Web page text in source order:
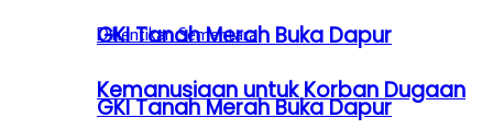
GKI Tanah Merah Buka Dapur
Kemanusiaan untuk Korban Dugaan
GKI Tanah Merah Buka Dapur